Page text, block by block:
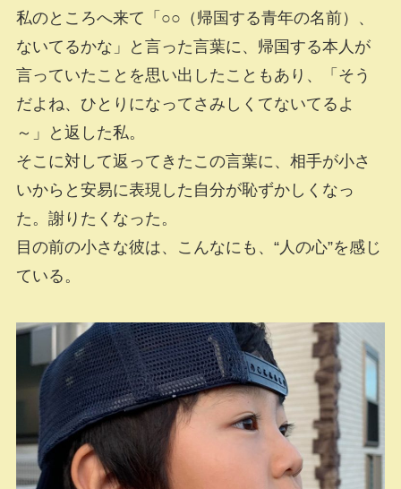
私のところへ来て「○○（帰国する青年の名前）、
ないてるかな」と言った言葉に、帰国する本人が
言っていたことを思い出したこともあり、「そう
だよね、ひとりになってさみしくてないてるよ
～」と返した私。
そこに対して返ってきたこの言葉に、相手が小さ
いからと安易に表現した自分が恥ずかしくなっ
た。謝りたくなった。
目の前の小さな彼は、こんなにも、“人の心”を感じ
ている。